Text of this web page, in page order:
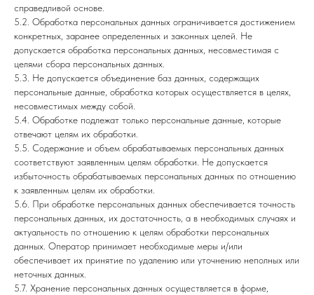
справедливой основе.
5.2. Обработка персональных данных ограничивается достижением
конкретных, заранее определенных и законных целей. Не
допускается обработка персональных данных, несовместимая с
целями сбора персональных данных.
5.3. Не допускается объединение баз данных, содержащих
персональные данные, обработка которых осуществляется в целях,
несовместимых между собой.
5.4. Обработке подлежат только персональные данные, которые
отвечают целям их обработки.
5.5. Содержание и объем обрабатываемых персональных данных
соответствуют заявленным целям обработки. Не допускается
избыточность обрабатываемых персональных данных по отношению
к заявленным целям их обработки.
5.6. При обработке персональных данных обеспечивается точность
персональных данных, их достаточность, а в необходимых случаях и
актуальность по отношению к целям обработки персональных
данных. Оператор принимает необходимые меры и/или
обеспечивает их принятие по удалению или уточнению неполных или
неточных данных.
5.7. Хранение персональных данных осуществляется в форме,